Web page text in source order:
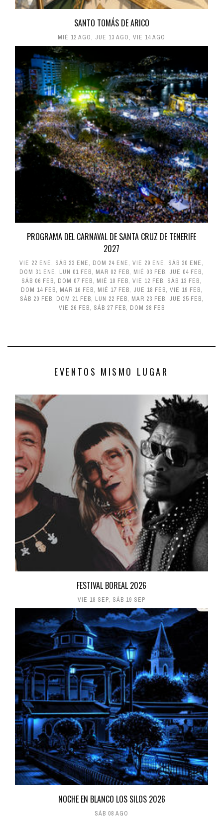
SANTO TOMÁS DE ARICO
MIÉ 12 AGO, JUE 13 AGO, VIE 14 AGO
PROGRAMA DEL CARNAVAL DE SANTA CRUZ DE TENERIFE
2027
VIE 22 ENE, SÁB 23 ENE, DOM 24 ENE, VIE 29 ENE, SÁB 30 ENE,
DOM 31 ENE, LUN 01 FEB, MAR 02 FEB, MIÉ 03 FEB, JUE 04 FEB,
SÁB 06 FEB, DOM 07 FEB, MIÉ 10 FEB, VIE 12 FEB, SÁB 13 FEB,
DOM 14 FEB, MAR 16 FEB, MIÉ 17 FEB, JUE 18 FEB, VIE 19 FEB,
SÁB 20 FEB, DOM 21 FEB, LUN 22 FEB, MAR 23 FEB, JUE 25 FEB,
VIE 26 FEB, SÁB 27 FEB, DOM 28 FEB
EVENTOS MISMO LUGAR
FESTIVAL BOREAL 2026
VIE 18 SEP, SÁB 19 SEP
NOCHE EN BLANCO LOS SILOS 2026
SÁB 08 AGO